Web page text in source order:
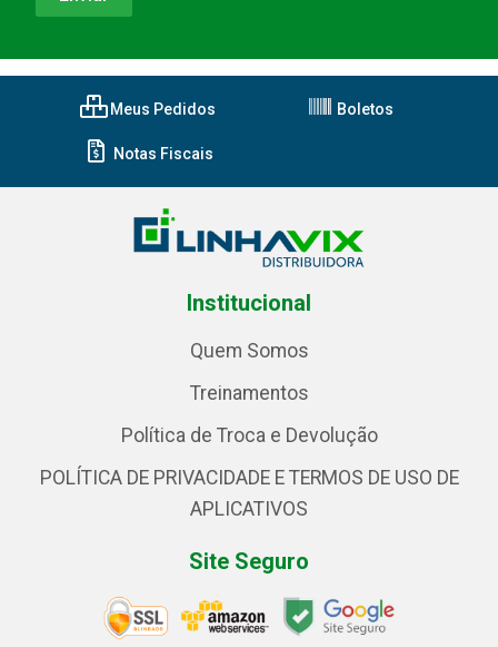
Meus Pedidos Boletos
Notas Fiscais
Institucional
Quem Somos
Treinamentos
Política de Troca e Devolução
POLÍTICA DE PRIVACIDADE E TERMOS DE USO DE
APLICATIVOS
Site Seguro